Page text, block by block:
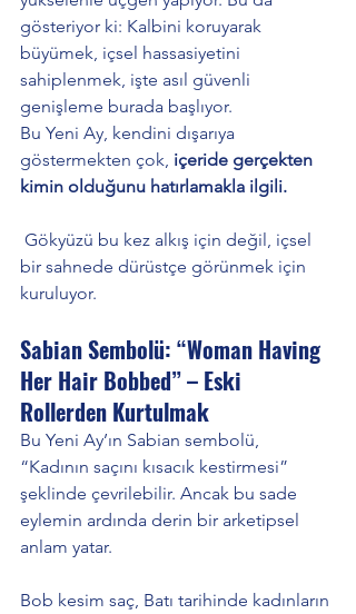
gösteriyor ki: Kalbini koruyarak
büyümek, içsel hassasiyetini
sahiplenmek, işte asıl güvenli
genişleme burada başlıyor.
Bu Yeni Ay, kendini dışarıya
göstermekten çok, içeride gerçekten
kimin olduğunu hatırlamakla ilgili.
Gökyüzü bu kez alkış için değil, içsel
bir sahnede dürüstçe görünmek için
kuruluyor.
Sabian Sembolü: “Woman Having
Her Hair Bobbed” – Eski
Rollerden Kurtulmak
Bu Yeni Ay’ın Sabian sembolü,
“Kadının saçını kısacık kestirmesi”
şeklinde çevrilebilir. Ancak bu sade
eylemin ardında derin bir arketipsel
anlam yatar.
Bob kesim saç, Batı tarihinde kadınların